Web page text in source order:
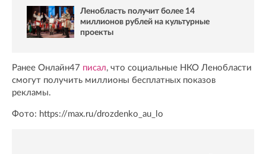
Ленобласть получит более 14
миллионов рублей на культурные
проекты
Ранее Онлайн47 писал, что социальные НКО Ленобласти
смогут получить миллионы бесплатных показов
рекламы.
Фото: https://max.ru/drozdenko_au_lo